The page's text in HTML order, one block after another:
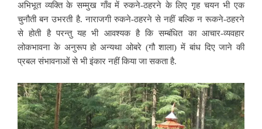
अभिभूत व्यक्ति के सम्मुख गाँव में रुकने-ठहरने के लिए गृह चयन भी एक
चुनौती बन उभरती है. नाराजगी रुकने-ठहरने से नहीं बल्कि न रूकने-ठहरने
से होती है परन्तु यह भी आवश्यक है कि सम्बंधित का आचार-व्यवहार
लोकभावना के अनुरूप हो अन्यथा ओबरे (गौ शाला) में बांध दिए जाने की
प्रबल संभावनाओं से भी इंकार नहीं किया जा सकता है.